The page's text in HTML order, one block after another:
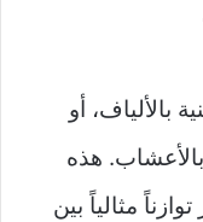
بالألياف، أو
هذه
مثالياً بين